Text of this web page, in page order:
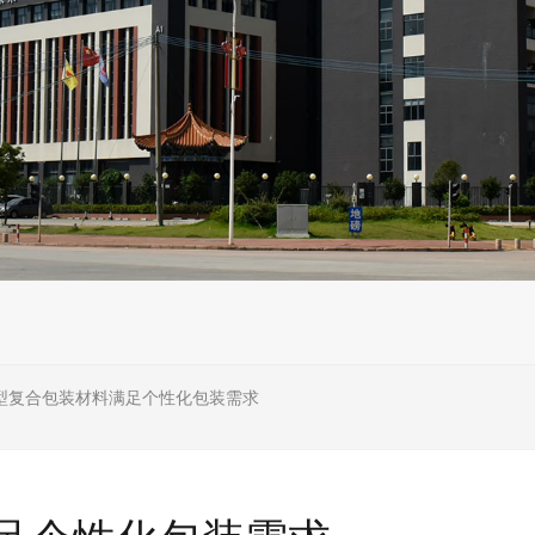
复合包装材料满足个性化包装需求